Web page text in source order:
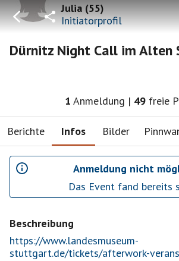
Julia(55)
Initiatorprofil
Dürnitz Night Call im Alten
1 Anmeldung | 49 freie
Berichte Infos Bilder
Anmeldung nicht
Das Event fand bereits
Beschreibung
https://www.landesmuseum-
stuttgart.de/tickets/afterwork-